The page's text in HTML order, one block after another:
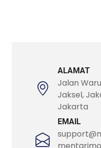
ALAMAT
Jalan
Jaksel,
Jakarta
EMAIL